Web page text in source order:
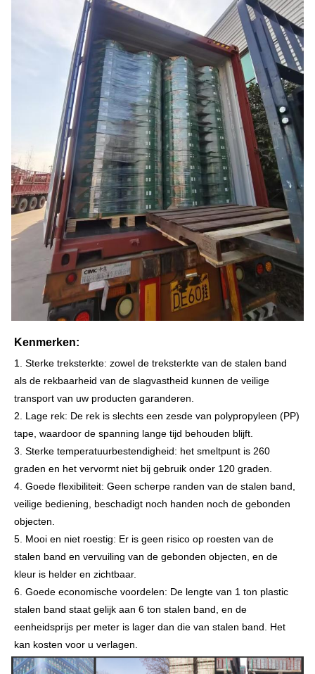
Kenmerken:
1. Sterke treksterkte: zowel de treksterkte van de stalen band
als de rekbaarheid van de slagvastheid kunnen de veilige
transport van uw producten garanderen.
2. Lage rek: De rek is slechts een zesde van polypropyleen (PP)
tape, waardoor de spanning lange tijd behouden blijft.
3. Sterke temperatuurbestendigheid: het smeltpunt is 260
graden en het vervormt niet bij gebruik onder 120 graden.
4. Goede flexibiliteit: Geen scherpe randen van de stalen band,
veilige bediening, beschadigt noch handen noch de gebonden
objecten.
5. Mooi en niet roestig: Er is geen risico op roesten van de
stalen band en vervuiling van de gebonden objecten, en de
kleur is helder en zichtbaar.
6. Goede economische voordelen: De lengte van 1 ton plastic
stalen band staat gelijk aan 6 ton stalen band, en de
eenheidsprijs per meter is lager dan die van stalen band. Het
kan kosten voor u verlagen.